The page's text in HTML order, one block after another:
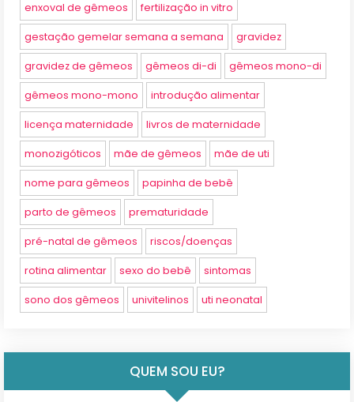
enxoval de gêmeos fertilização in vitro
gestação gemelar semana a semana gravidez
gravidez de gêmeos gêmeos di-di gêmeos mono-di
gêmeos mono-mono introdução alimentar
licença maternidade livros de maternidade
monozigóticos mãe de gêmeos mãe de uti
nome para gêmeos papinha de bebê
parto de gêmeos prematuridade
pré-natal de gêmeos riscos/doenças
rotina alimentar sexo do bebê sintomas
sono dos gêmeos univitelinos uti neonatal
QUEM SOU EU?